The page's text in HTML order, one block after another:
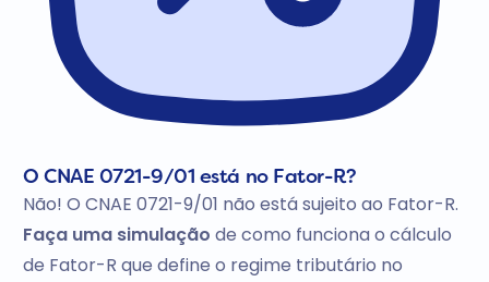
O CNAE 0721-9/01 está no Fator-R?
Não! O CNAE 0721-9/01 não está sujeito ao Fator-R.
Faça uma simulação de como funciona o cálculo
de Fator-R que define o regime tributário no